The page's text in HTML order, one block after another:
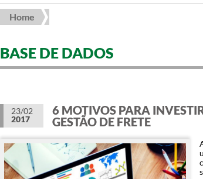
Home
BASE DE DADOS
23/02
2017
6 MOTIVOS PARA
GESTÃO DE FRETE